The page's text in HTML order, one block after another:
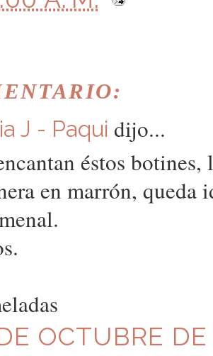
J - Paqui dijo...
éstos botines,
en marrón, queda
OCTUBRE